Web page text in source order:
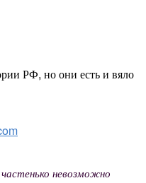
РФ, но они есть и вяло
невозможно